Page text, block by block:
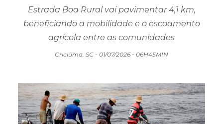
rural de R$ 5,9 milhões
Obra em parceria com o programa estadual
Estrada Boa Rural vai pavimentar 4,1 km,
beneficiando a mobilidade e o escoamento
Criciúma, SC - 01/07/2026 - 06H45MIN